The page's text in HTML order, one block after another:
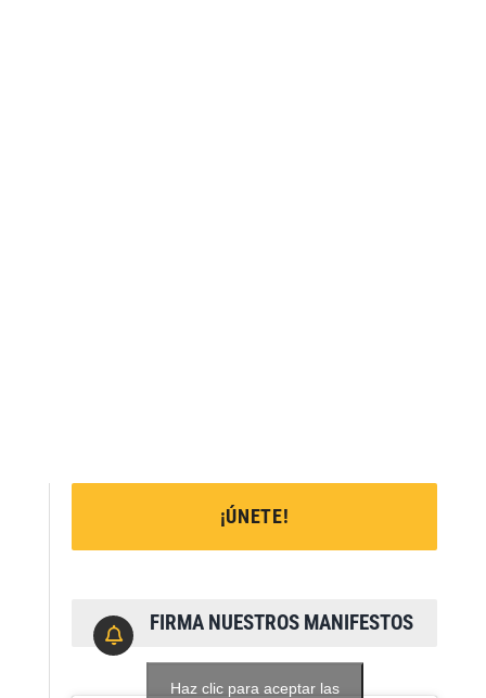
¡ÚNETE!
FIRMA NUESTROS MANIFESTOS
Haz clic para aceptar las